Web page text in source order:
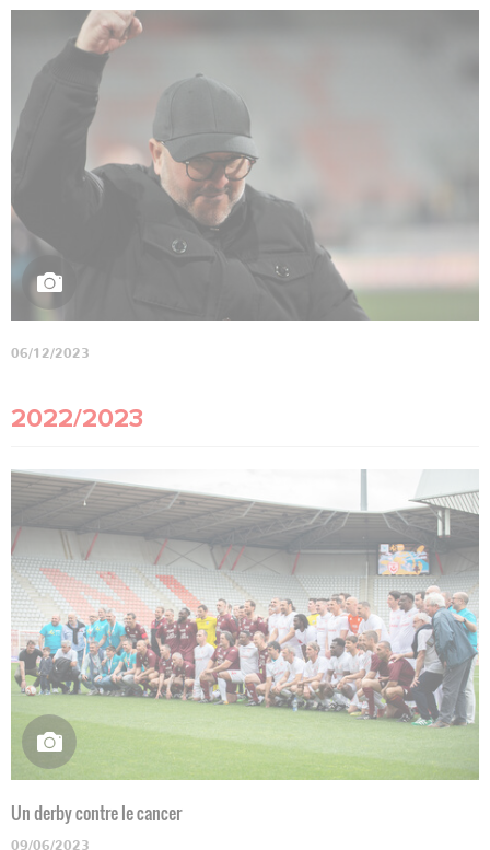
06/12/2023
2022/2023
Un derby contre le cancer
09/06/2023